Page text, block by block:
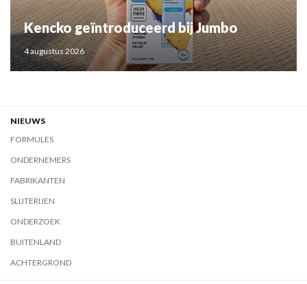
Kencko geïntroduceerd bij Jumbo
4 augustus 2026
NIEUWS
FORMULES
ONDERNEMERS
FABRIKANTEN
SLIJTERIJEN
ONDERZOEK
BUITENLAND
ACHTERGROND